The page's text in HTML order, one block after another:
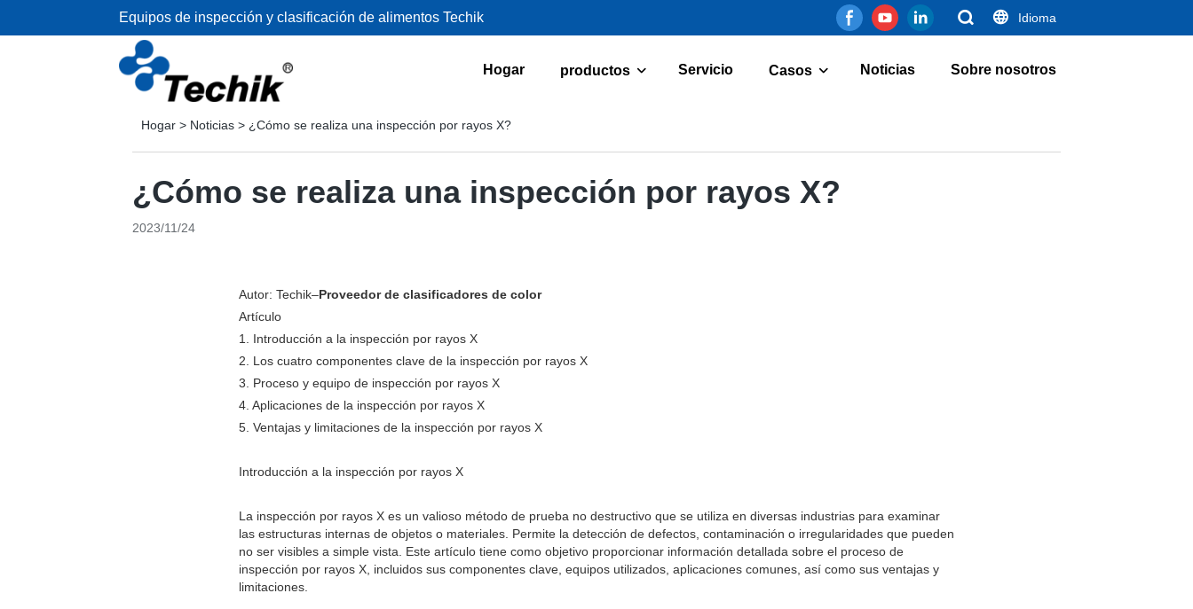
Equipos de inspección y clasificación de alimentos Techik Idioma
Hogar productos Servicio Casos Noticias Sobre nosotros
Hogar > Noticias > ¿Cómo se realiza una inspección por rayos X?
¿Cómo se realiza una inspección por rayos X?
2023/11/24
Autor: Techik–Proveedor de clasificadores de color
Artículo
1. Introducción a la inspección por rayos X
2. Los cuatro componentes clave de la inspección por rayos X
3. Proceso y equipo de inspección por rayos X
4. Aplicaciones de la inspección por rayos X
5. Ventajas y limitaciones de la inspección por rayos X
Introducción a la inspección por rayos X
La inspección por rayos X es un valioso método de prueba no destructivo que se utiliza en diversas industrias para examinar
las estructuras internas de objetos o materiales. Permite la detección de defectos, contaminación o irregularidades que pueden
no ser visibles a simple vista. Este artículo tiene como objetivo proporcionar información detallada sobre el proceso de
inspección por rayos X, incluidos sus componentes clave, equipos utilizados, aplicaciones comunes, así como sus ventajas y
limitaciones.